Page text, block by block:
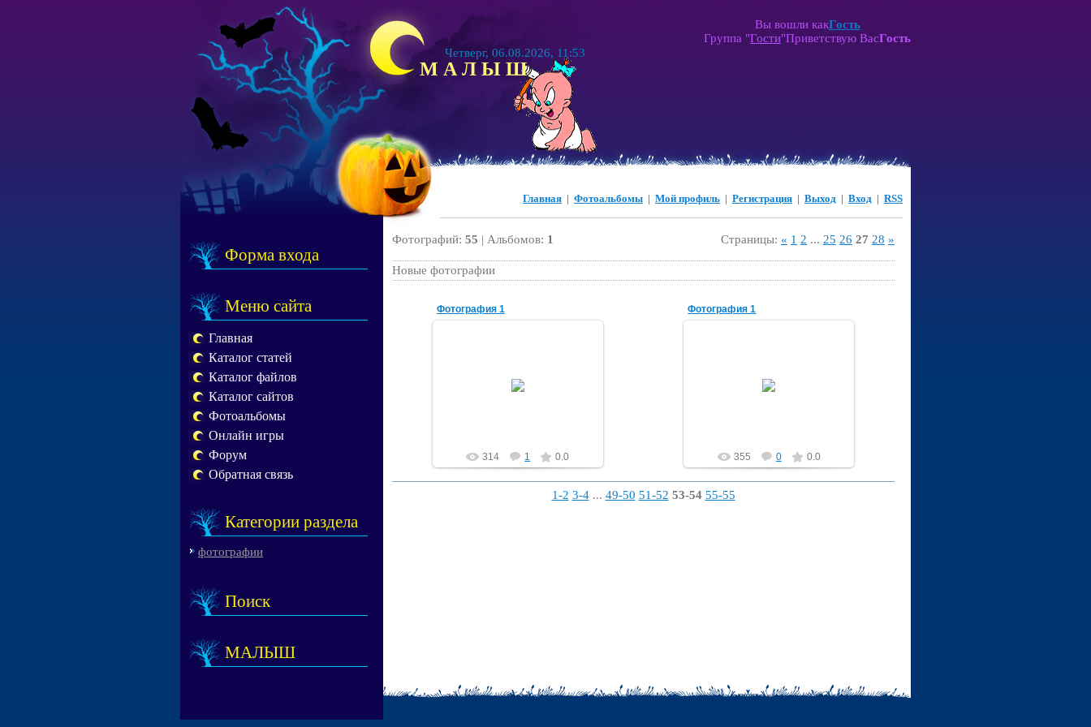
М А Л Ы Ш
Четверг, 06.08.2026, 11:53
Вы вошли какГость
Группа "Гости"Приветствую ВасГость
Главная | Фотоальбомы | Мой профиль | Регистрация | Выход | Вход | RSS
Форма входа
Меню сайта
Главная
Каталог статей
Каталог файлов
Каталог сайтов
Фотоальбомы
Онлайн игры
Форум
Обратная связь
Категории раздела
фотографии
Поиск
МАЛЫШ
Фотографий: 55 | Альбомов: 1 Страницы: « 1 2 ... 25 26 27 28 »
Новые фотографии
Фотография 1
314 1 0.0
Фотография 1
355 0 0.0
1-2 3-4 ... 49-50 51-52 53-54 55-55